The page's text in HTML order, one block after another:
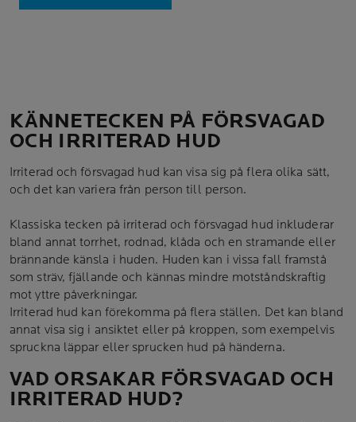
KÄNNETECKEN PÅ FÖRSVAGAD
OCH IRRITERAD HUD
Irriterad och försvagad hud kan visa sig på flera olika sätt,
och det kan variera från person till person.
Klassiska tecken på irriterad och försvagad hud inkluderar
bland annat torrhet, rodnad, klåda och en stramande eller
brännande känsla i huden. Huden kan i vissa fall framstå
som sträv, fjällande och kännas mindre motståndskraftig
mot yttre påverkningar.
Irriterad hud kan förekomma på flera ställen. Det kan bland
annat visa sig i ansiktet eller på kroppen, som exempelvis
spruckna läppar eller sprucken hud på händerna.
VAD ORSAKAR FÖRSVAGAD OCH
IRRITERAD HUD?